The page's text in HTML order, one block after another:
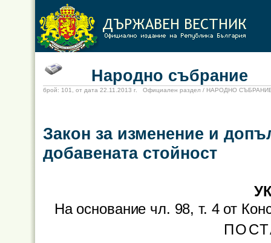
Народно събрание
брой: 101, от дата 22.11.2013 г. Официален раздел / НАРОДНО
Закон за изменение и
добавената стойност
На основание чл. 98, т. 4 от